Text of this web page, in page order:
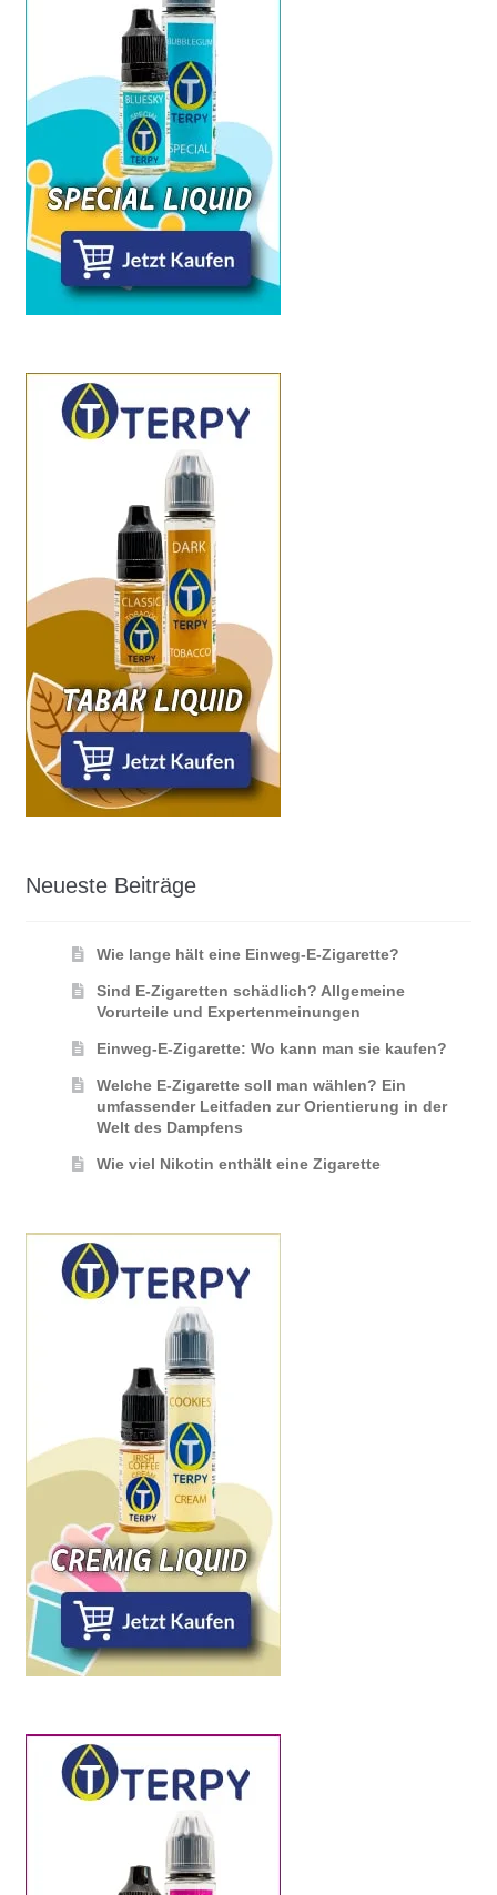
Neueste Beiträge
Wie lange hält eine Einweg-E-Zigarette?
Sind E-Zigaretten schädlich? Allgemeine
Vorurteile und Expertenmeinungen
Einweg-E-Zigarette: Wo kann man sie kaufen?
Welche E-Zigarette soll man wählen? Ein
umfassender Leitfaden zur Orientierung in der
Welt des Dampfens
Wie viel Nikotin enthält eine Zigarette